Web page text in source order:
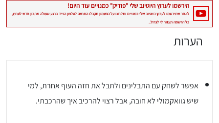
הערות
אפשר לשחק עם התבלינים ולתבל את חזה העוף אחרת, למי
שיש גוואקמולי לא חובה, אבל רצוי להרכיב איך שהרכבתי.